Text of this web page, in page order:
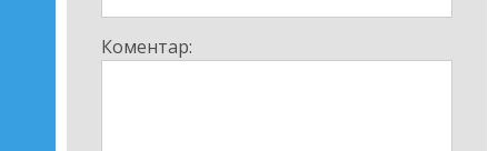
Коментар: